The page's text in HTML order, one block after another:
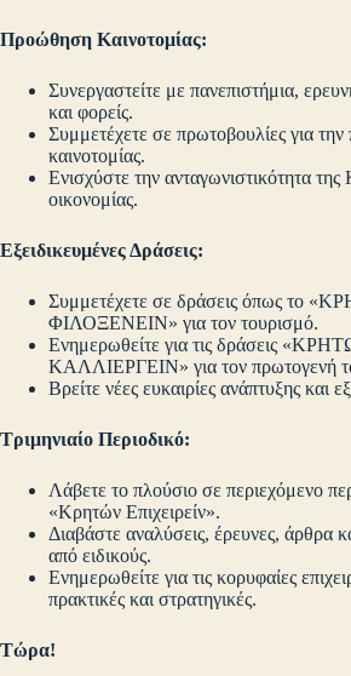
Προώθηση Καινοτομίας:
Συνεργαστείτε με πανεπιστήμια,
και φορείς.
Συμμετέχετε σε πρωτοβουλίες για
καινοτομίας.
Ενισχύστε την ανταγωνιστικότητα της
οικονομίας.
Εξειδικευμένες Δράσεις:
Συμμετέχετε σε δράσεις όπως το
ΦΙΛΟΞΕΝΕΙΝ» για τον τουρισμό.
Ενημερωθείτε για τις δράσεις
ΚΑΛΛΙΕΡΓΕΙΝ» για τον πρωτογενή
Βρείτε νέες ευκαιρίες ανάπτυξης και
Τριμηνιαίο Περιοδικό:
Λάβετε το πλούσιο σε περιεχόμενο
«Κρητών Επιχειρείν».
Διαβάστε αναλύσεις, έρευνες, άρθρα
από ειδικούς.
Ενημερωθείτε για τις κορυφαίες
πρακτικές και στρατηγικές.
Τώρα!